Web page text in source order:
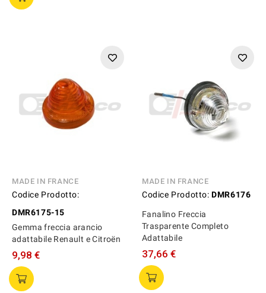
MADE IN FRANCE
Codice Prodotto:
DMR6175-15
Gemma freccia arancio
adattabile Renault e Citroën
9,98 €
MADE IN FRANCE
Codice Prodotto: DMR6176
Fanalino Freccia
Trasparente Completo
Adattabile
37,66 €